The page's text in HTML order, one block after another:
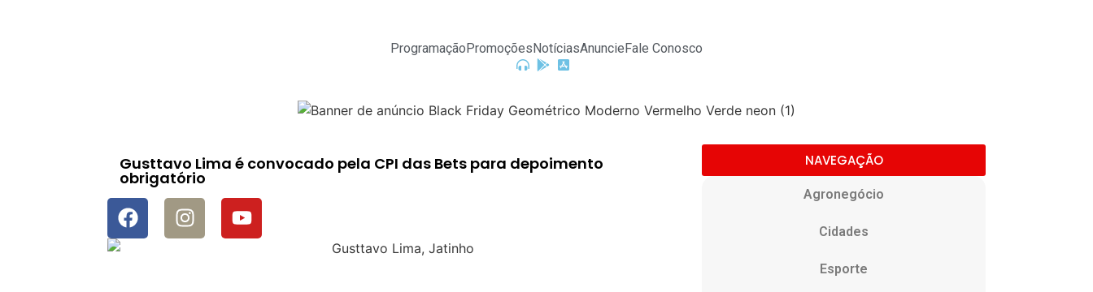
ProgramaçãoPromoçõesNotíciasAnuncieFale Conosco
Gusttavo Lima é convocado pela CPI das Bets para depoimento
obrigatório
NAVEGAÇÃO
Agronegócio
Cidades
Esporte